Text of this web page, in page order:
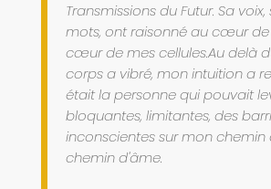
Transmissions du Futur. Sa
mots, ont raisonné au cœur
cœur de mes cellules.Au delà
corps a vibré, mon intuition a
était la personne qui pouvait
bloquantes, limitantes, des
inconscientes sur mon chemin
chemin d'âme.